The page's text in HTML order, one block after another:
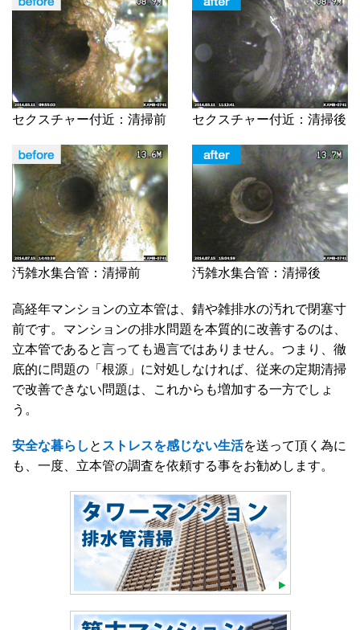
セクスチャー付近：清掃前 セクスチャー付近：清掃後
汚雑水集合管：清掃前
汚雑水集合管：清掃後
高経年マンションの立本管は、錆や雑排水の汚れで閉塞寸
前です。マンションの排水問題を本質的に改善するのは、
立本管であると言っても過言ではありません。つまり、徹
底的に問題の「根源」に対処しなければ、従来の定期清掃
で改善できない問題は、これからも増加する一方でしょ
う。
安全な暮らしとストレスを感じない生活を送って頂く為に
も、一度、立本管の調査を依頼する事をお勧めします。